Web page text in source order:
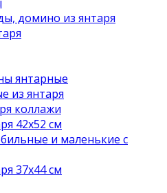
домино из янтаря
янтарные
из янтаря
коллажи
42х52 см
и маленькие с
37х44 см